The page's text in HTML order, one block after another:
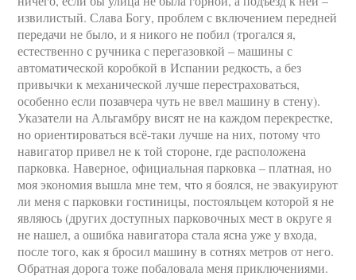
извилистый. Слава Богу, проблем с включением передней
передачи не было, и я никого не побил (трогался я,
естественно с ручника с перегазовкой – машины с
автоматической коробкой в Испании редкость, а без
привычки к механической лучше перестраховаться,
особенно если позавчера чуть не ввел машину в стену).
Указатели на Альгамбру висят не на каждом перекрестке,
но ориентироваться всё-таки лучше на них, потому что
навигатор привел не к той стороне, где расположена
парковка. Наверное, официальная парковка – платная, но
моя экономия вышла мне тем, что я боялся, не эвакуируют
ли меня с парковки гостиницы, постояльцем которой я не
являюсь (других доступных парковочных мест в округе я
не нашел, а ошибка навигатора стала ясна уже у входа,
после того, как я бросил машину в сотнях метров от него.
Обратная дорога тоже побаловала меня приключениями.